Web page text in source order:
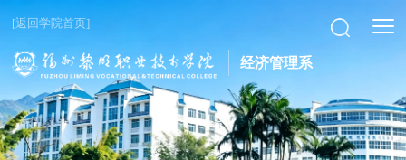
[返回学院首页]
经济管理系